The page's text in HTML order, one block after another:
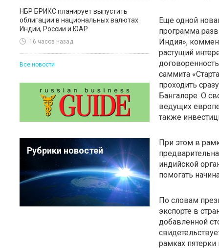
НБР БРИКС планирует выпустить
облигации в национальных валютах
Индии, России и ЮАР
16 часов назад
Все новости
Рубрики новостей
Еще одной
программа
Индия»,
растущий
саммита
проходить
Бангалоре. О
ведущих
также
При этом в
индийской
помогать
По словам
экспорте в
добавленной
рамках